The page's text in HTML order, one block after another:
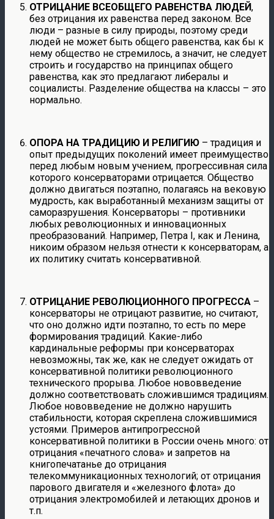
ОТРИЦАНИЕ ВСЕОБЩЕГО РАВЕНСТВА ЛЮДЕЙ,
без отрицания их равенства перед законом. Все
люди – разные в силу природы, поэтому среди
людей не может быть общего равенства, как бы к
нему общество не стремилось, а значит, не следует
строить и государство на принципах общего
равенства, как это предлагают либералы и
социалисты. Разделение общества на классы – это
нормально.
ОПОРА НА ТРАДИЦИЮ И РЕЛИГИЮ – традиция и
опыт предыдущих поколений имеет преимущество
перед любым новым учением, прогрессивная сила
которого консерваторами отрицается. Общество
должно двигаться поэтапно, полагаясь на вековую
мудрость, как выработанный механизм защиты от
саморазрушения. Консерваторы – противники
любых революционных и инновационных
преобразований. Например, Петра I, как и Ленина,
никоим образом нельзя отнести к консерваторам, а
их политику считать консервативной.
ОТРИЦАНИЕ РЕВОЛЮЦИОННОГО ПРОГРЕССА –
консерваторы не отрицают развитие, но считают,
что оно должно идти поэтапно, то есть по мере
формирования традиций. Какие-либо
кардинальные реформы при консерваторах
невозможны, так же, как не следует ожидать от
консервативной политики революционного
технического прорыва. Любое нововведение
должно соответствовать сложившимся традициям.
Любое нововведение не должно нарушить
стабильности, которая скреплена сложившимися
устоями. Примеров антипрогрессной
консервативной политики в России очень много: от
отрицания «печатного слова» и запретов на
книгопечатанье до отрицания
телекоммуникационных технологий; от отрицания
парового двигателя и «железного флота» до
отрицания электромобилей и летающих дронов и
т.п.